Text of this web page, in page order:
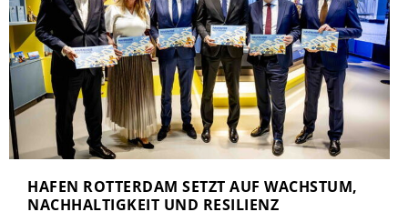
HAFEN ROTTERDAM SETZT AUF WACHSTUM,
NACHHALTIGKEIT UND RESILIENZ